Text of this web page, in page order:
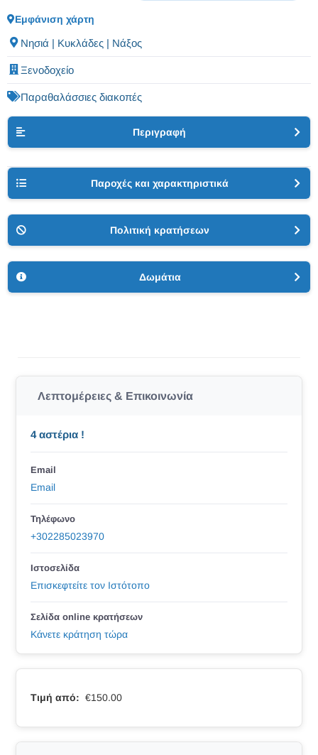
Εμφάνιση χάρτη
Νησιά | Κυκλάδες | Νάξος
Ξενοδοχείο
Παραθαλάσσιες διακοπές
Περιγραφή
Παροχές και χαρακτηριστικά
Πολιτική κρατήσεων
Δωμάτια
Λεπτομέρειες & Επικοινωνία
4 αστέρια !
Email
Email
Τηλέφωνο
+302285023970
Ιστοσελίδα
Επισκεφτείτε τον Ιστότοπο
Σελίδα online κρατήσεων
Κάνετε κράτηση τώρα
Τιμή από: €150.00